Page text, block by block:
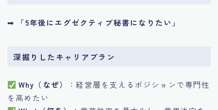
➡ 「5年後にエグゼクティブ秘書になりたい」
深掘りしたキャリアプラン
Why（なぜ）
：経営層を支えるポジションで専門性
を高めたい